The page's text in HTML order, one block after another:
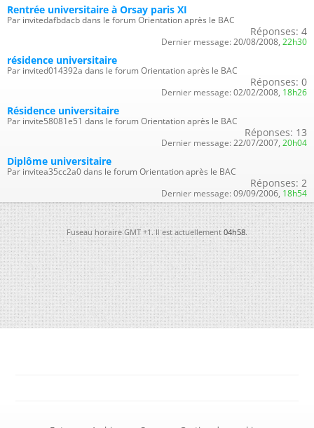
Rentrée universitaire à Orsay paris XI
Par invitedafbdacb dans le forum Orientation après le BAC
Réponses: 4
Dernier message: 20/08/2008, 22h30
résidence universitaire
Par invited014392a dans le forum Orientation après le BAC
Réponses: 0
Dernier message: 02/02/2008, 18h26
Résidence universitaire
Par invite58081e51 dans le forum Orientation après le BAC
Réponses: 13
Dernier message: 22/07/2007, 20h04
Diplôme universitaire
Par invitea35cc2a0 dans le forum Orientation après le BAC
Réponses: 2
Dernier message: 09/09/2006, 18h54
Fuseau horaire GMT +1. Il est actuellement04h58.